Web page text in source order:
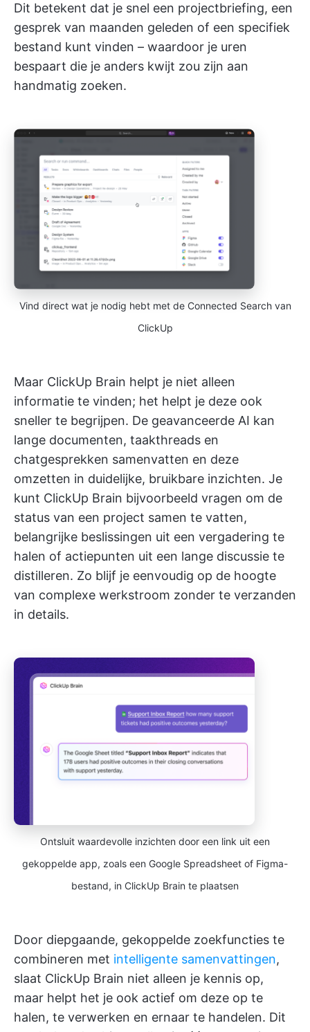
Dit betekent dat je snel een projectbriefing, een
gesprek van maanden geleden of een specifiek
bestand kunt vinden – waardoor je uren
bespaart die je anders kwijt zou zijn aan
handmatig zoeken.
Vind direct wat je nodig hebt met de Connected Search van
ClickUp
Maar ClickUp Brain helpt je niet alleen
informatie te vinden; het helpt je deze ook
sneller te begrijpen. De geavanceerde AI kan
lange documenten, taakthreads en
chatgesprekken samenvatten en deze
omzetten in duidelijke, bruikbare inzichten. Je
kunt ClickUp Brain bijvoorbeeld vragen om de
status van een project samen te vatten,
belangrijke beslissingen uit een vergadering te
halen of actiepunten uit een lange discussie te
distilleren. Zo blijf je eenvoudig op de hoogte
van complexe werkstroom zonder te verzanden
in details.
Ontsluit waardevolle inzichten door een link uit een
gekoppelde app, zoals een Google Spreadsheet of Figma-
bestand, in ClickUp Brain te plaatsen
Door diepgaande, gekoppelde zoekfuncties te
combineren met intelligente samenvattingen,
slaat ClickUp Brain niet alleen je kennis op,
maar helpt het je ook actief om deze op te
halen, te verwerken en ernaar te handelen. Dit